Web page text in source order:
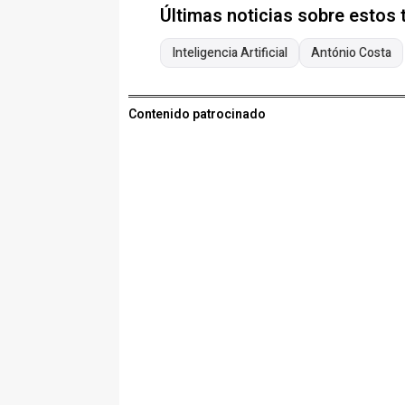
Últimas noticias sobre estos
Inteligencia Artificial António Costa
Contenido patrocinado